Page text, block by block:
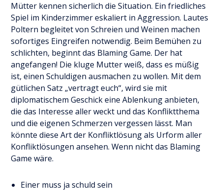
Mütter kennen sicherlich die Situation. Ein friedliches
Spiel im Kinderzimmer eskaliert in Aggression. Lautes
Poltern begleitet von Schreien und Weinen machen
sofortiges Eingreifen notwendig. Beim Bemühen zu
schlichten, beginnt das Blaming Game. Der hat
angefangen! Die kluge Mutter weiß, dass es müßig
ist, einen Schuldigen ausmachen zu wollen. Mit dem
gütlichen Satz „vertragt euch“, wird sie mit
diplomatischem Geschick eine Ablenkung anbieten,
die das Interesse aller weckt und das Konfliktthema
und die eigenen Schmerzen vergessen lässt. Man
könnte diese Art der Konfliktlösung als Urform aller
Konfliktlösungen ansehen. Wenn nicht das Blaming
Game wäre.
Einer muss ja schuld sein